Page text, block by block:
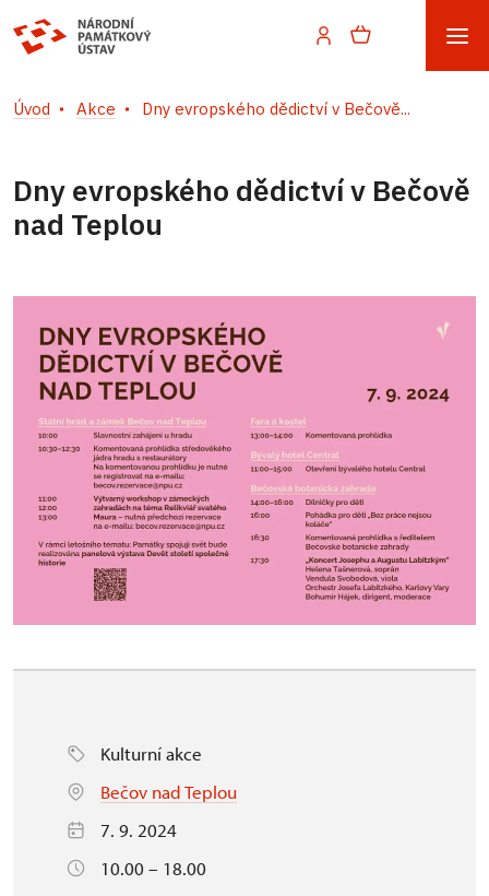
Úvod Akce Dny evropského dědictví v Bečově...
Dny evropského dědictví v Bečově
nad Teplou
Kulturní akce
Bečov nad Teplou
7. 9. 2024
10.00 – 18.00